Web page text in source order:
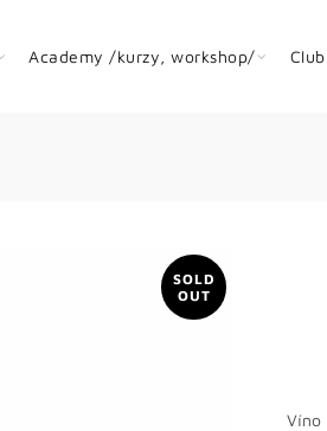
Academy /kurzy, workshop/
SOLD
OUT
Víno